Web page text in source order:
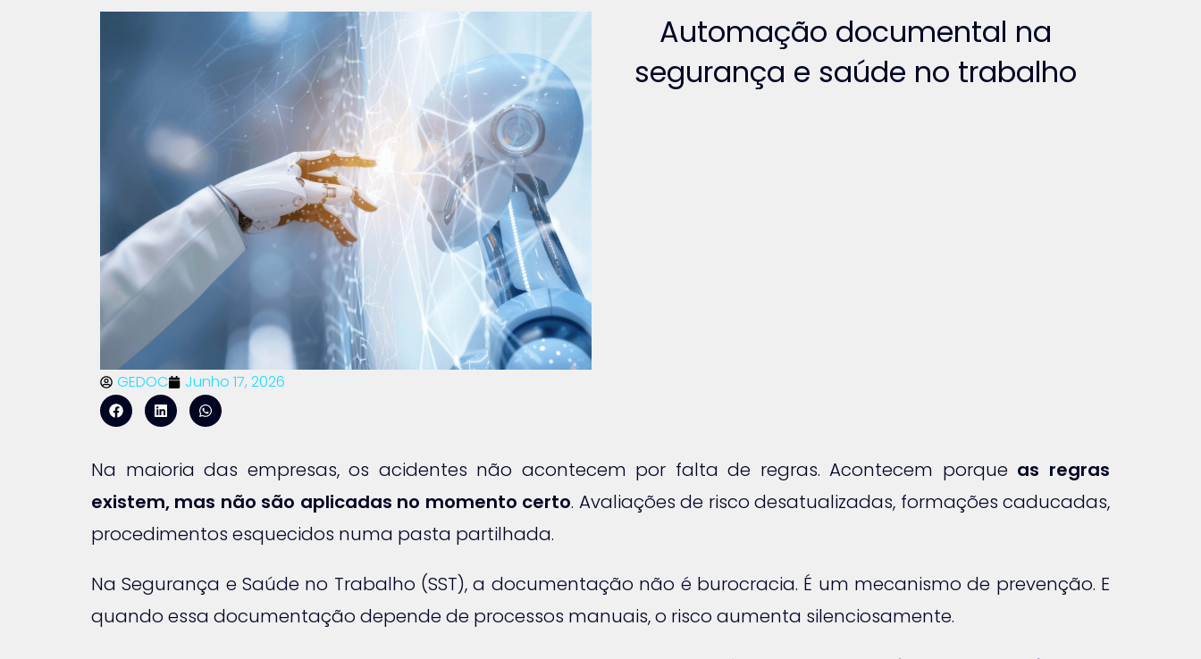
GEDOC Junho 17, 2026
Automação documental na
segurança e saúde no trabalho
Na maioria das empresas, os acidentes não acontecem por falta de regras. Acontecem porque as regras
existem, mas não são aplicadas no momento certo. Avaliações de risco desatualizadas, formações caducadas,
procedimentos esquecidos numa pasta partilhada.
Na Segurança e Saúde no Trabalho (SST), a documentação não é burocracia. É um mecanismo de prevenção. E
quando essa documentação depende de processos manuais, o risco aumenta silenciosamente.